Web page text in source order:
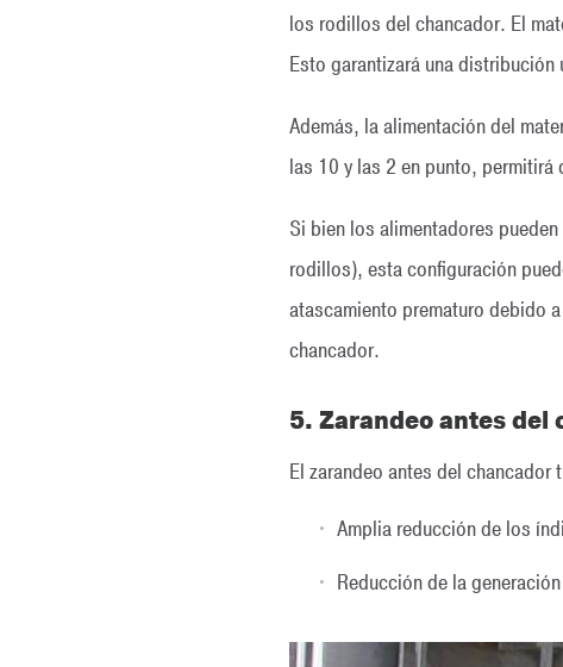
los rodillos del chancador. El
Esto garantizará una
Además, la alimentación del
las 10 y las 2 en punto,
Si bien los alimentadores
rodillos), esta configuración
atascamiento prematuro debido
chancador.
5. Zarandeo antes del
El zarandeo antes del chancador
Amplia reducción de los
Reducción de la